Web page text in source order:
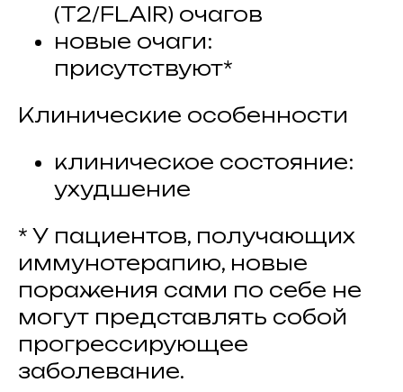
(T2/FLAIR) очагов
новые очаги:
присутствуют*
Клинические особенности
клиническое состояние:
ухудшение
* У пациентов, получающих
иммунотерапию, новые
поражения сами по себе не
могут представлять собой
прогрессирующее
заболевание.